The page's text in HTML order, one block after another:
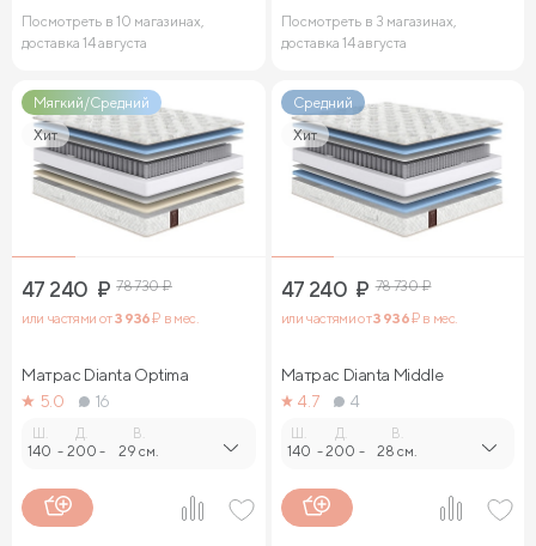
Посмотреть в 10 магазинах,
доставка 14 августа
Посмотреть в 3 магазинах,
доставка 14 августа
Мягкий/Средний
Хит
47 240 ₽ 78 730₽
или частями от3 936₽ в мес.
Матрас Dianta Optima
5.0
16
140 -
Д.
200 -
В.
29 см.
Средний
Хит
47 240 ₽ 78 730₽
или частями от3 936₽ в мес.
Матрас Dianta Middle
4.7
4
140 -
Д.
200 -
В.
28 см.